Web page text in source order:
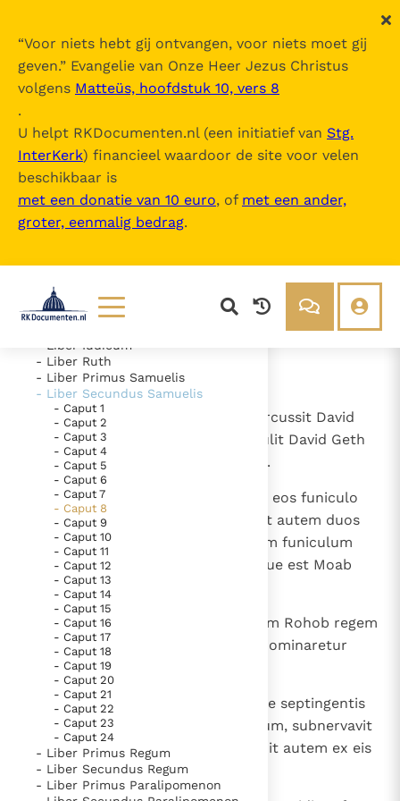
“Voor niets hebt gij ontvangen, voor niets moet gij
geven.” Evangelie van Onze Heer Jezus Christus
volgens Matteüs, hoofdstuk 10, vers 8
.
U helpt RKDocumenten.nl (een initiatief van Stg.
InterKerk) financieel waardoor de site voor velen
beschikbaar is
met een donatie van 10 euro, of met een ander,
groter, eenmalig bedrag.
Lezen
Documenten
Bijbel
Thema’s
Berichten
Denzinger
Over ons
Nieuwste Documenten
5. Het gebed van de Kerk
In Christus wordt onze honger vervuld
Leer de kostbare parel van Gods koninkrijk te
herkennen
Gods Koninkrijk groeit stilletjes door liefde, niet door
dwang
De mystiek. De mystieke verschijnselen en de
heiligheid
Berichten
Het Vaticaan publiceert een nieuwe Latijnse uitgave
van het Romeins martyrologium
Vaticaanse financiële waakhond verliest autonomie
Paus spreekt het Wereldvoedselprogramma toe
Nova Vulgata
Inhoudsopgave
uitklappen
- Vetus Testamentum
- Liber Exodus
- Liber Numeri
- Liber Deuteronomii
- Liber Iudicum
- Liber Ruth
- Liber Primus Samuelis
- Liber Secundus Samuelis
- Caput 1
- Caput 2
- Caput 3
- Caput 4
- Caput 5
- Caput 6
- Caput 7
- Caput 8
- Caput 9
- Caput 10
- Caput 11
- Caput 12
- Caput 13
- Caput 14
- Caput 15
- Caput 16
- Caput 17
- Caput 18
- Caput 19
- Caput 20
- Caput 21
- Caput 22
- Caput 23
- Caput 24
- Liber Primus Regum
- Liber Secundus Regum
- Liber Primus Paralipomenon
- Caput 8
Factum est autem post haec, percussit David
Philisthim et humiliavit eos; et tulit David Geth
et urbes eius de manu Philisthim.
Et percussit Moab et mensus est eos funiculo
sternens eos in terra; mensus est autem duos
funiculos ad occidendum et unum funiculum
plenum ad vivificandum; factusque est Moab
David serviens sub tributo.
Et percussit David Adadezer filium Rohob regem
Soba, quando profectus est, ut dominaretur
super flumen Euphraten.
Et captis David ex parte eius mille septingentis
equitibus et viginti milibus peditum, subnervavit
omnes iugales curruum; dereliquit autem ex eis
centum currus.